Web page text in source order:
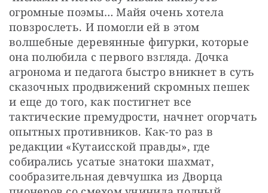
огромные поэмы… Майя очень хотела
повзрослеть. И помогли ей в этом
волшебные деревянные фигурки, которые
она полюбила с первого взгляда. Дочка
агронома и педагога быстро вникнет в суть
сказочных продвижений скромных пешек
и еще до того, как постигнет все
тактические премудрости, начнет огорчать
опытных противников. Как-то раз в
редакции «Кутаисской правды», где
собирались усатые знатоки шахмат,
сообразительная девчушка из Дворца